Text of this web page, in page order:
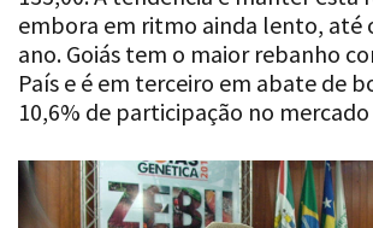
embora em ritmo ainda lento, até
ano. Goiás tem o maior rebanho
País e é em terceiro em abate de
10,6% de participação no